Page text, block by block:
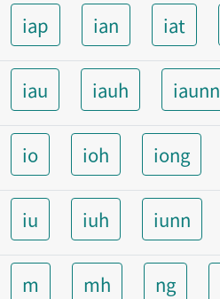
iap
ian iat
iau iauh iaunn
io ioh iong
iu iuh iunn
m mh ng